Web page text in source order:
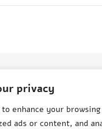
privacy
enhance your
ads or content, and
i podróże